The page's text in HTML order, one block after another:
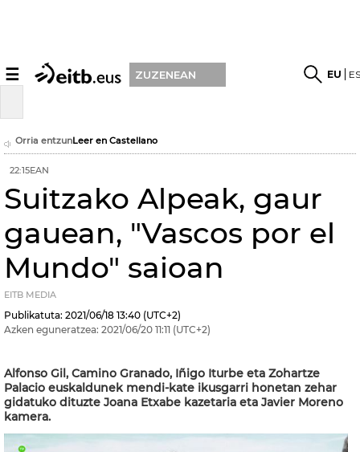
☰ ZUZENEAN EU
Orria entzunLeer en Castellano
22:15EAN
Suitzako Alpeak, gaur
gauean, "Vascos por el
Mundo" saioan
EITB MEDIA
Publikatuta: 2021/06/18 13:40 (UTC+2)
Azken eguneratzea: 2021/06/20 11:11 (UTC+2)
Alfonso Gil, Camino Granado, Iñigo Iturbe eta Zohartze
Palacio euskaldunek mendi-kate ikusgarri honetan zehar
gidatuko dituzte Joana Etxabe kazetaria eta Javier Moreno
kamera.